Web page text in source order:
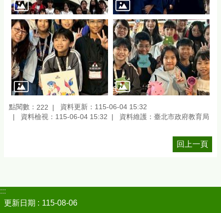
點閱數： 222
資料更新：115-06-04 15:32
資料檢視：115-06-04 15:32
資料維護：臺北市政府教育局
回上一頁
:::
更新日期
115-08-06